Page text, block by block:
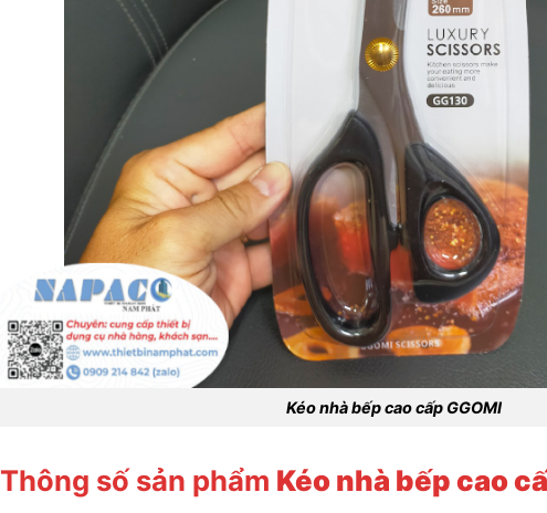
Kéo nhà bếp cao cấp GGOMI
Thông số sản phẩm Kéo nhà bếp cao